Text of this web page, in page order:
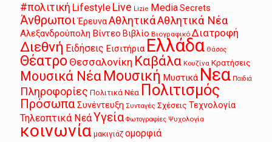
#πολιτική Lifestyle Live Lizie MediaSecrets
Άνθρωποι ΈρευναΑθλητικάΑθλητικά Νέα
Αλεξανδρούπολη Βίντεο Βιβλίο Βιογραφικό Διατροφή
Διεθνή Ειδήσεις Εισιτήρια Ελλάδα Θάσος
Θέατρο Θεσσαλονίκη Καβάλα Κουζίνα Κρατήσεις
Μουσικά Νέα Μουσική Μυστικά Νεα Παιδιά
Πληροφορίες Πολιτικά Νέα Πολιτισμός
ΠρόσωπαΣυνέντευξη Συνταγές Σχέσεις Τεχνολογία
Τηλεοπτικά ΝεάΥγεία Φωτογραφίες Ψυχολογία
κοινωνία μακιγιάζ ομορφιά